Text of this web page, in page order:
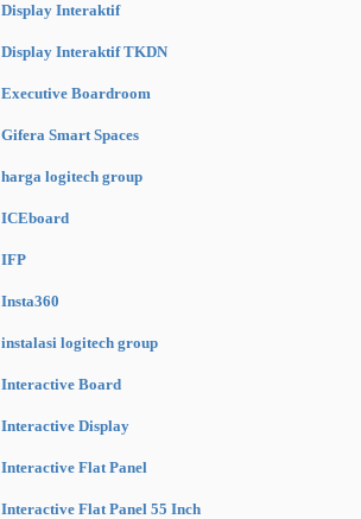
Display Interaktif
Display Interaktif TKDN
Executive Boardroom
Gifera Smart Spaces
harga logitech group
ICEboard
IFP
Insta360
instalasi logitech group
Interactive Board
Interactive Display
Interactive Flat Panel
Interactive Flat Panel 55 Inch